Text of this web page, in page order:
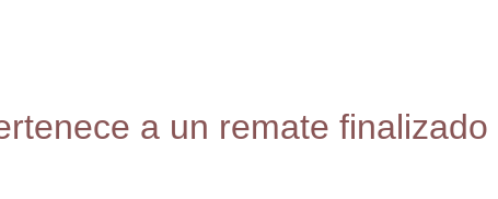
a un remate finalizado